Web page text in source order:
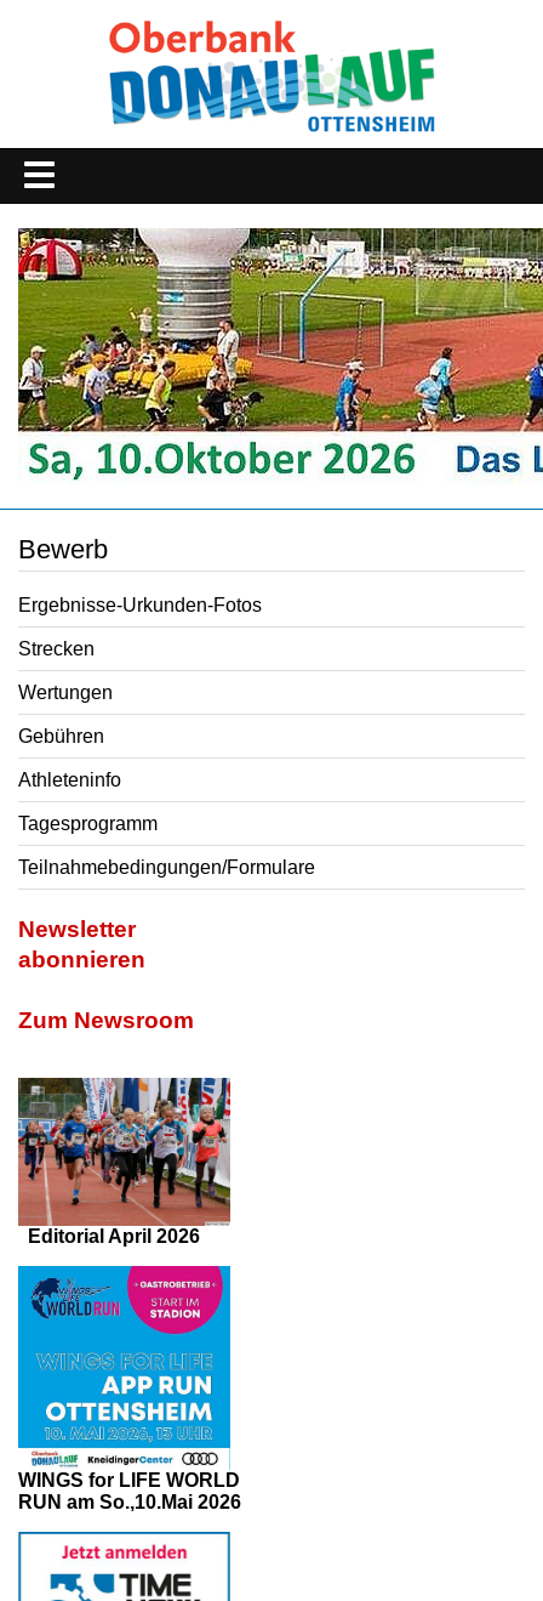
Bewerb
Ergebnisse-Urkunden-Fotos
Strecken
Wertungen
Gebühren
Athleteninfo
Tagesprogramm
Teilnahmebedingungen/Formulare
Newsletter
abonnieren
Zum Newsroom
Editorial April 2026
WINGS for LIFE WORLD
RUN am So.,10.Mai 2026